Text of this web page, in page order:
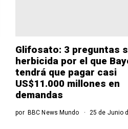
Glifosato: 3 preguntas
herbicida por el que
tendrá que pagar casi
US$11.000 millones en
demandas
por BBC News Mundo 25 de Junio